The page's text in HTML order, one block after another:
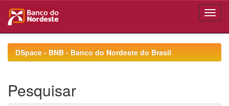
navigationDSpace - BNB - Banco do Nordeste do Brasil
Pesquisar